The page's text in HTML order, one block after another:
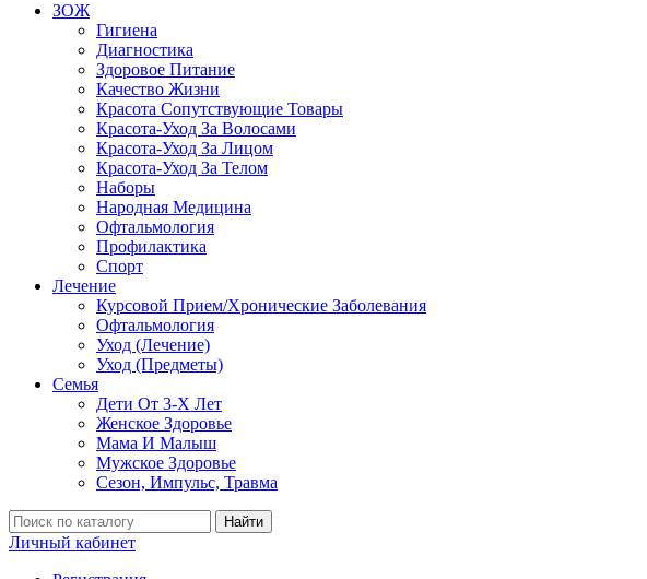
ЗОЖ
Гигиена
Диагностика
Здоровое Питание
Качество Жизни
Красота Сопутствующие Товары
Красота-Уход За Волосами
Красота-Уход За Лицом
Красота-Уход За Телом
Наборы
Народная Медицина
Офтальмология
Профилактика
Спорт
Лечение
Курсовой Прием/Хронические Заболевания
Офтальмология
Уход (Лечение)
Уход (Предметы)
Семья
Дети От 3-Х Лет
Женское Здоровье
Мама И Малыш
Мужское Здоровье
Сезон, Импульс, Травма
Найти
Личный кабинет